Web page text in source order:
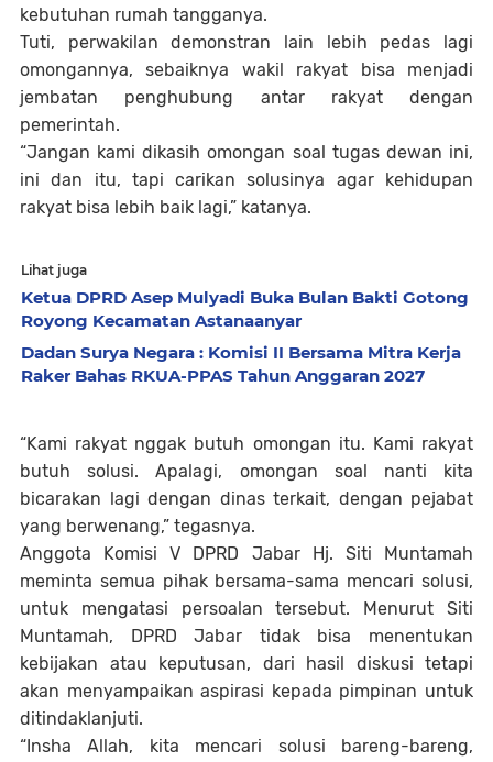
kebutuhan rumah tangganya.
Tuti, perwakilan demonstran lain lebih pedas lagi
omongannya, sebaiknya wakil rakyat bisa menjadi
jembatan penghubung antar rakyat dengan
pemerintah.
“Jangan kami dikasih omongan soal tugas dewan ini,
ini dan itu, tapi carikan solusinya agar kehidupan
rakyat bisa lebih baik lagi,” katanya.
Lihat juga
Ketua DPRD Asep Mulyadi Buka Bulan Bakti Gotong
Royong Kecamatan Astanaanyar
Dadan Surya Negara : Komisi II Bersama Mitra Kerja
Raker Bahas RKUA-PPAS Tahun Anggaran 2027
“Kami rakyat nggak butuh omongan itu. Kami rakyat
butuh solusi. Apalagi, omongan soal nanti kita
bicarakan lagi dengan dinas terkait, dengan pejabat
yang berwenang,” tegasnya.
Anggota Komisi V DPRD Jabar Hj. Siti Muntamah
meminta semua pihak bersama-sama mencari solusi,
untuk mengatasi persoalan tersebut. Menurut Siti
Muntamah, DPRD Jabar tidak bisa menentukan
kebijakan atau keputusan, dari hasil diskusi tetapi
akan menyampaikan aspirasi kepada pimpinan untuk
ditindaklanjuti.
“Insha Allah, kita mencari solusi bareng-bareng,